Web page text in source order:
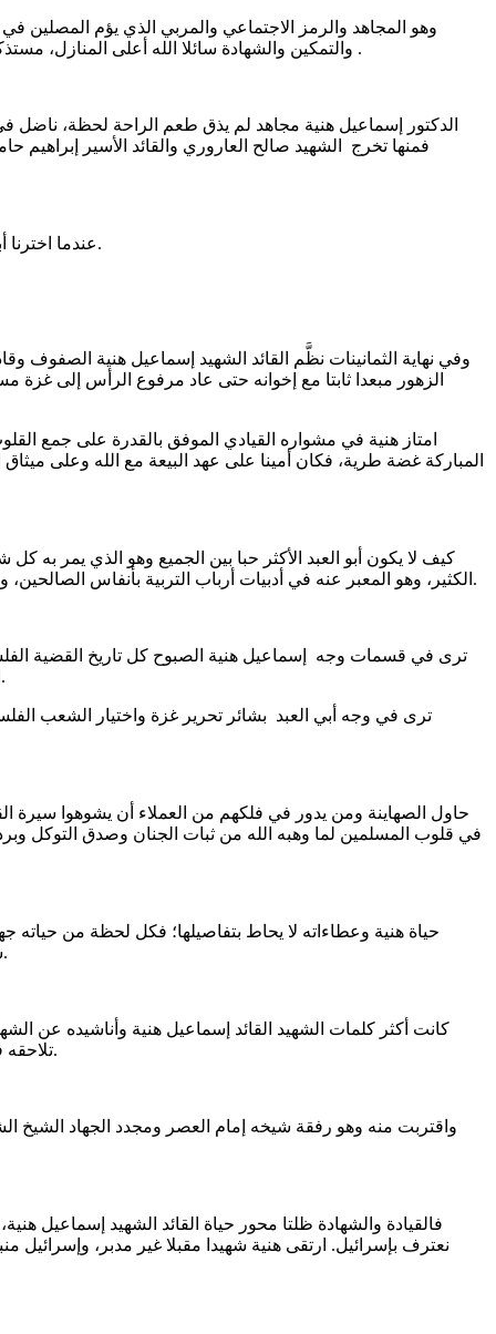
وهو المجاهد والرمز الاجتماعي والمربي الذي يؤم المصلين في
والتمكين والشهادة سائلا الله أعلى المنازل، مستذكرا آلاف السابقين من الشهداء الذين ارتقوا من غير تبديل ولا تحريف، متضرعا إلى مولاه يسأله اللحاق بهم في غير ضراء مضرة ولا فتنة مزلة.
الدكتور إسماعيل هنية مجاهد لم يذق طعم الراحة لحظة، ناضل
فمنها تخرج الشهيد صالح العاروري والقائد الأسير
عندما اخترنا أبو العبد لخلافة الدكتور عبد العزيز قائدا للحركة في القطاع، لم يكن أبو العبد الأقدم بيننا ولا الأكبر سناً، لكنّه كان الأكثر إجماعاً وحباً بين الجميع.
وفي نهاية الثمانينات نظَّم القائد الشهيد إسماعيل هنية
الزهور مبعدا ثابتا مع إخوانه حتى عاد مرفوع الرأس إلى غزة
امتاز هنية في مشواره القيادي الموفق بالقدرة على جمع
المباركة غضة طرية، فكان أمينا على عهد البيعة مع الله وعلى ميثاق
كيف لا يكون أبو العبد الأكثر حبا بين الجميع وهو الذي يمر
الكثير، وهو المعبر عنه في أدبيات أرباب التربية بأنفاس الصالحين، وفي مصطلحات المحدثين بـ"مشامة الرجال"؛ فالقرب من الصالحين المصلحين فضيلة، والتأسي بهديهم توفيق والثبات على طريقهم اصطفاء.
ترى في قسمات وجه إسماعيل هنية الصبوح كل تاريخ القضية
الخلايا العسكرية الأولى والثانية والثالثة، وترى في وجهه عنفوان الانتفاضة الثانية، وما لحقها من وداع القادة المؤسسين وتحمل الأمانة الثقيلة.
ترى في وجه أبي العبد بشائر تحرير غزة واختيار الشعب
حاول الصهاينة ومن يدور في فلكهم من العملاء أن يشوهوا سيرة
في قلوب المسلمين لما وهبه الله من ثبات الجنان وصدق التوكل
حياة هنية وعطاءاته لا يحاط بتفاصيلها؛ فكل لحظة من
سبيلها دبت فيها الروح وكتبت لها الحياة"، دبت الحياة في كلمات إسماعيل هنية بشهادته وشهادة أبنائه وهو يقود مسيرة التحرير مهاجرا مرابطا.
كانت أكثر كلمات الشهيد القائد إسماعيل هنية وأناشيده عن
تلاحقه في كل مراحل حياته، لاحقته في طفولة اللجوء بحي الشاطئ، وفي شباب العطاء الطلابي وهو يقود جموع الطلاب في الجامعة الإسلامية بغزة.
واقتربت منه وهو رفقة شيخه إمام العصر ومجدد الجهاد الشيخ
فالقيادة والشهادة ظلتا محور حياة القائد الشهيد إسماعيل
نعترف بإسرائيل. ارتقى هنية شهيدا مقبلا غير مدبر، وإسرائيل